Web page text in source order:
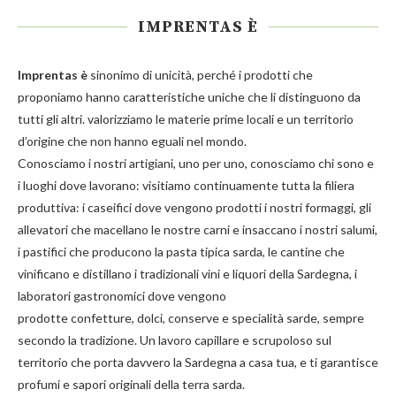
IMPRENTAS È
Imprentas è sinonimo di unicità, perché i prodotti che
proponiamo hanno caratteristiche uniche che li distinguono da
tutti gli altri. valorizziamo le materie prime locali e un territorio
d’origine che non hanno eguali nel mondo.
Conosciamo i nostri artigiani, uno per uno, conosciamo chi sono e
i luoghi dove lavorano: visitiamo continuamente tutta la filiera
produttiva: i caseifici dove vengono prodotti i nostriformaggi, gli
allevatori che macellano le nostrecarnie insaccano i nostri salumi,
i pastifici che producono la pasta tipica sarda, le cantine che
vinificano e distillano i tradizionalivini e liquoridella Sardegna, i
laboratori gastronomici dove vengono
prodotteconfetture, dolci, conservee specialità sarde, sempre
secondo la tradizione. Un lavoro capillare e scrupoloso sul
territorio che porta davvero la Sardegna a casa tua, e ti garantisce
profumi e sapori originali della terra sarda.